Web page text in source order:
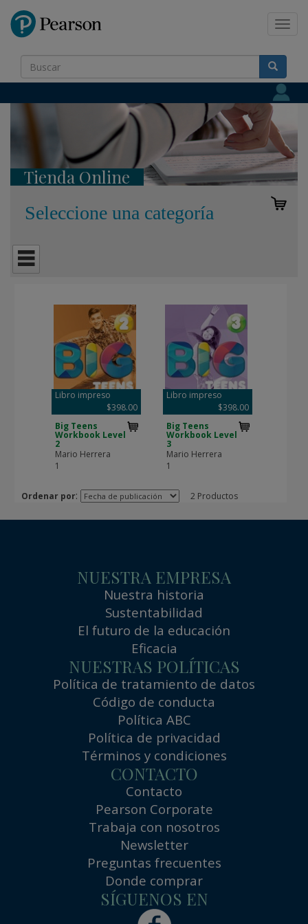
Tienda Online
Seleccione una categoría
Libro impreso
$398.00
Big Teens
Workbook Level
2
Mario Herrera
1
Libro impreso
$398.00
Big Teens
Workbook Level
3
Mario Herrera
1
Ordenar por: 2 Productos
NUESTRA EMPRESA
Nuestra historia
Sustentabilidad
El futuro de la educación
Eficacia
NUESTRAS POLÍTICAS
Política de tratamiento de datos
Código de conducta
Política ABC
Política de privacidad
Términos y condiciones
CONTACTO
Contacto
Pearson Corporate
Trabaja con nosotros
Newsletter
Preguntas frecuentes
Donde comprar
SÍGUENOS EN